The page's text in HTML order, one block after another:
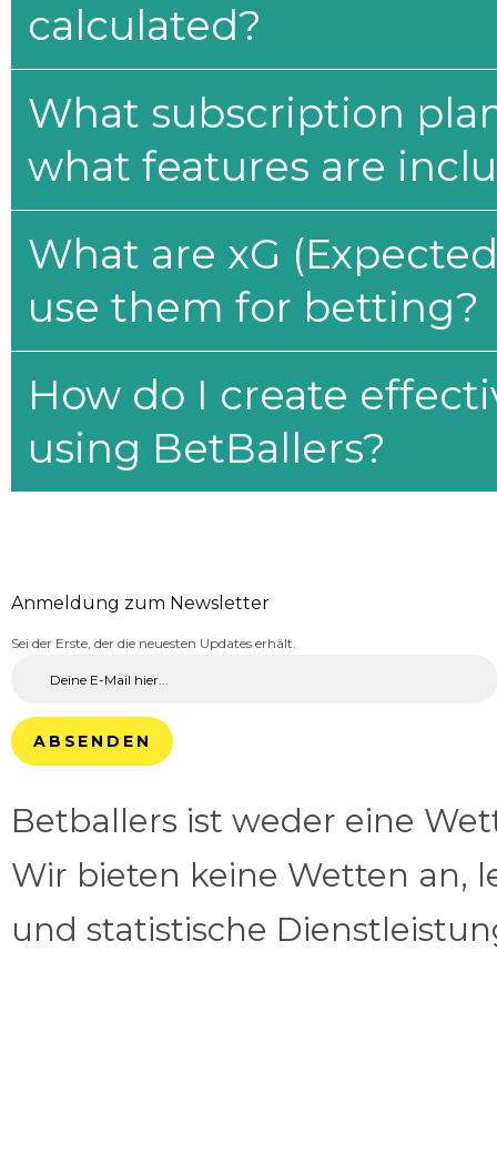
calculated?
What subscription
what features are
What are xG
use them for betting?
How do I create
using BetBallers?
Anmeldung zum Newsletter
Sei der Erste, der die neuesten Updates erhält.
ABSENDEN
Betballers ist weder eine
Wir bieten keine Wetten an,
und statistische